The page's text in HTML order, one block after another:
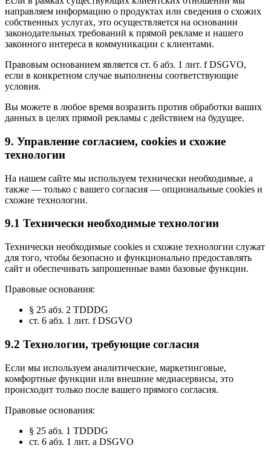
направляем информацию о продуктах или сведения о схожих
собственных услугах, это осуществляется на основании
законодательных требований к прямой рекламе и нашего
законного интереса в коммуникации с клиентами.
Правовым основанием является ст. 6 абз. 1 лит. f DSGVO,
если в конкретном случае выполнены соответствующие
условия.
Вы можете в любое время возразить против обработки ваших
данных в целях прямой рекламы с действием на будущее.
9. Управление согласием, cookies и схожие
технологии
На нашем сайте мы используем технически необходимые, а
также — только с вашего согласия — опциональные cookies и
схожие технологии.
9.1 Технически необходимые технологии
Технически необходимые cookies и схожие технологии служат
для того, чтобы безопасно и функционально предоставлять
сайт и обеспечивать запрошенные вами базовые функции.
Правовые основания:
§ 25 абз. 2 TDDDG
ст. 6 абз. 1 лит. f DSGVO
9.2 Технологии, требующие согласия
Если мы используем аналитические, маркетинговые,
комфортные функции или внешние медиасервисы, это
происходит только после вашего прямого согласия.
Правовые основания:
§ 25 абз. 1 TDDDG
ст. 6 абз. 1 лит. a DSGVO